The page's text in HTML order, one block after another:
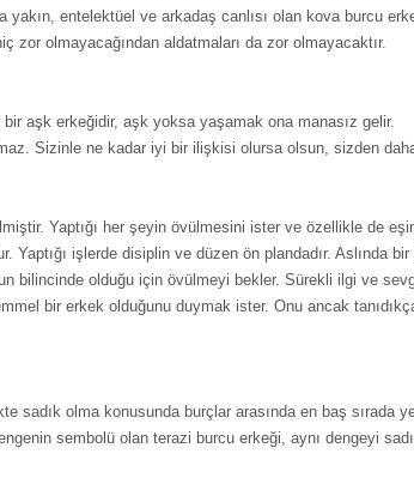
yakın, entelektüel ve arkadaş canlısı olan kova burcu
zor olmayacağından aldatmaları da zor olmayacaktır.
aşk erkeğidir, aşk yoksa yaşamak ona manasız gelir.
Sizinle ne kadar iyi bir ilişkisi olursa olsun, sizden
Yaptığı her şeyin övülmesini ister ve özellikle de
Yaptığı işlerde disiplin ve düzen ön plandadır. Aslında bir
bilincinde olduğu için övülmeyi bekler. Sürekli ilgi ve
bir erkek olduğunu duymak ister. Onu ancak
sadık olma konusunda burçlar arasında en baş sırada
sembolü olan terazi burcu erkeği, aynı dengeyi